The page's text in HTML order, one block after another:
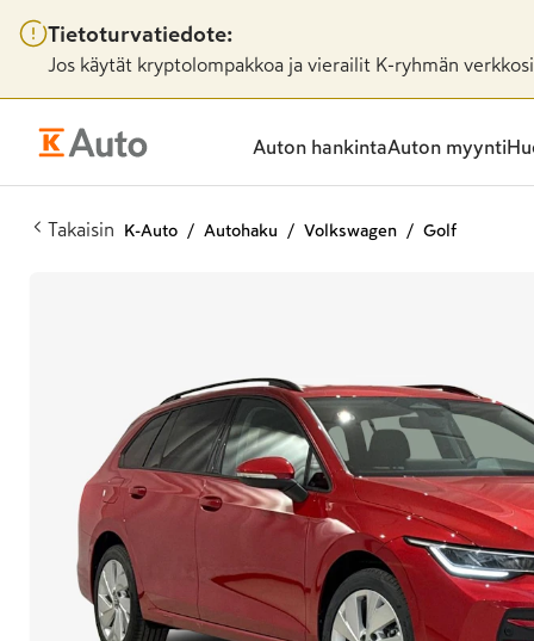
Tietoturvatiedote:
Jos käytät kryptolompakkoa ja vierailit K-ryhmän
Auton hankintaAuton myynti
Takaisin K-Auto Autohaku Volkswagen Golf